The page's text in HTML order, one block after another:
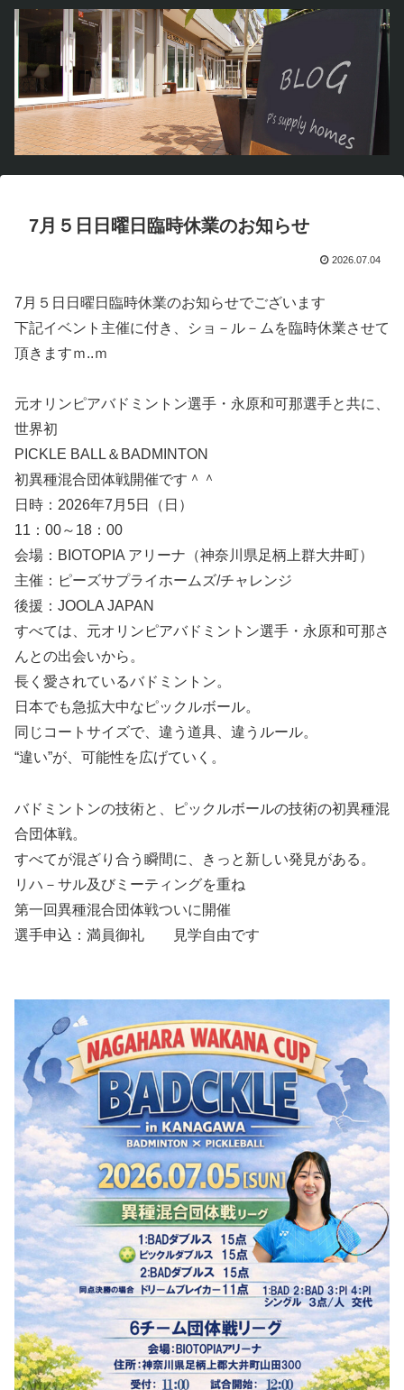
7月５日日曜日臨時休業のお知らせ
2026.07.04
7月５日日曜日臨時休業のお知らせでございます
下記イベント主催に付き、ショ－ル－ムを臨時休業させて
頂きますｍ..ｍ
元オリンピアバドミントン選手・永原和可那選手と共に、
世界初
PICKLE BALL＆BADMINTON
初異種混合団体戦開催です＾＾
日時：2026年7月5日（日）
11：00～18：00
会場：BIOTOPIA アリーナ（神奈川県足柄上群大井町）
主催：ピーズサプライホームズ/チャレンジ
後援：JOOLA JAPAN
すべては、元オリンピアバドミントン選手・永原和可那さ
んとの出会いから。
長く愛されているバドミントン。
日本でも急拡大中なピックルボール。
同じコートサイズで、違う道具、違うルール。
“違い”が、可能性を広げていく。
バドミントンの技術と、ピックルボールの技術の初異種混
合団体戦。
すべてが混ざり合う瞬間に、きっと新しい発見がある。
リハ－サル及びミーティングを重ね
第一回異種混合団体戦ついに開催
選手申込：満員御礼 見学自由です